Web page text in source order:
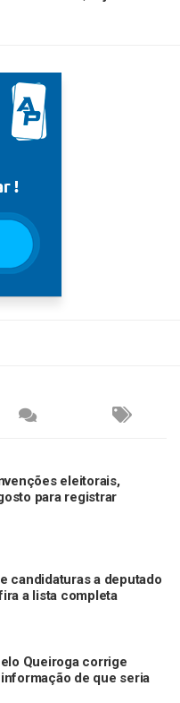
eleitorais,
para registrar
candidaturas a deputado
a lista completa
Queiroga corrige
de que seria